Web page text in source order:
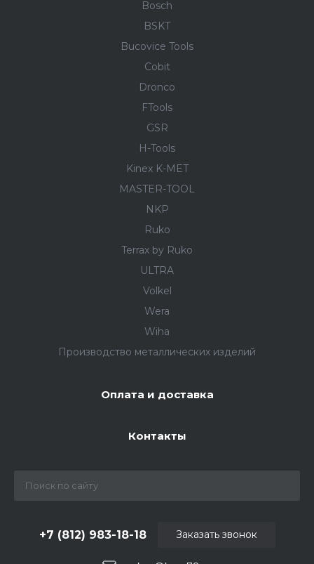
Bosch
BSKT
Bucovice Tools
Cobit
Dronco
FTools
GSR
H-Tools
Kinex K-MET
MASTER-TOOL
NKP
Ruko
Terrax by Ruko
ULTRA
Volkel
Wera
Wiha
Производство металлических изделий
Оплата и доставка
Контакты
+7 (812) 983-18-18 Заказать звонок